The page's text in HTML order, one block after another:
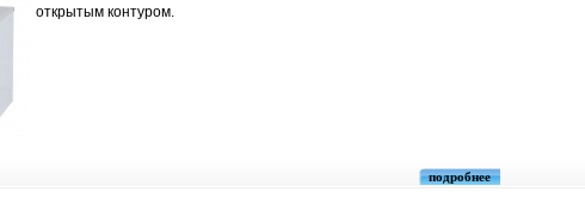
открытым контуром.
подробнее